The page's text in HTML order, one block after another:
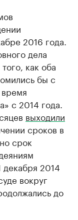
2016 года.
дела
как оба
бы с
с 2014 года.
выходили
сроков в
срок
декабря 2014
вокруг
до